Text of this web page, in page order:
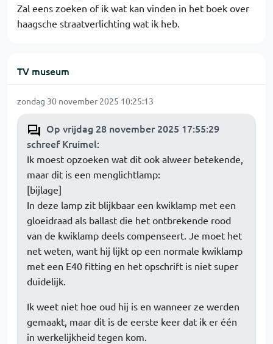
Zal eens zoeken of ik wat kan vinden in het boek over
haagsche straatverlichting wat ik heb.
TV museum
zondag 30 november 2025 10:25:13
Op vrijdag 28 november 2025 17:55:29
schreef Kruimel:
Ik moest opzoeken wat dit ook alweer betekende,
maar dit is een menglichtlamp:
[bijlage]
In deze lamp zit blijkbaar een kwiklamp met een
gloeidraad als ballast die het ontbrekende rood
van de kwiklamp deels compenseert. Je moet het
net weten, want hij lijkt op een normale kwiklamp
met een E40 fitting en het opschrift is niet super
duidelijk.
Ik weet niet hoe oud hij is en wanneer ze werden
gemaakt, maar dit is de eerste keer dat ik er één
in werkelijkheid tegen kom.